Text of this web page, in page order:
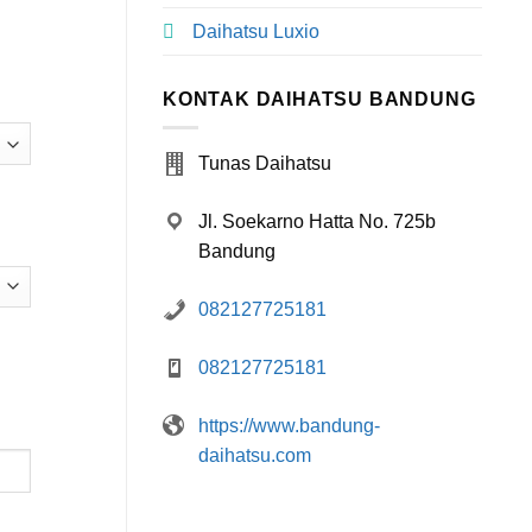
Daihatsu Luxio
KONTAK DAIHATSU BANDUNG
Tunas Daihatsu
Jl. Soekarno Hatta No. 725b
Bandung
082127725181
082127725181
https://www.bandung-
daihatsu.com